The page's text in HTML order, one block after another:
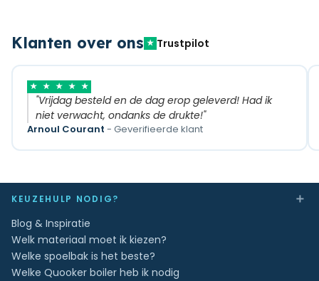
Klanten over ons ★ Trustpilot
★ ★ ★ ★ ★
"Vrijdag besteld en de dag erop geleverd! Had ik
niet verwacht, ondanks de drukte!"
Arnoul Courant - Geverifieerde klant
KEUZEHULP NODIG? ＋
Blog & Inspiratie
Welk materiaal moet ik kiezen?
Welke spoelbak is het beste?
Welke Quooker boiler heb ik nodig